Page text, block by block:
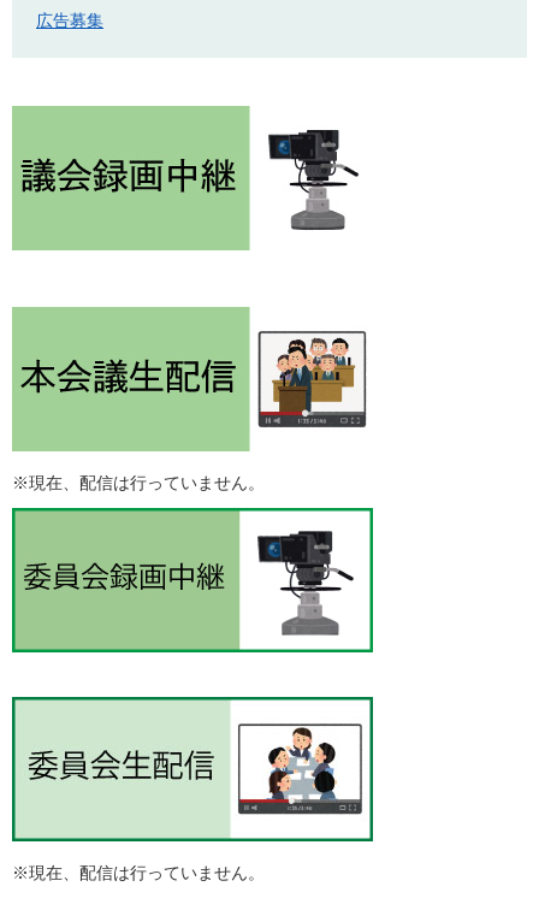
広告募集
※現在、配信は行っていません。
※現在、配信は行っていません。